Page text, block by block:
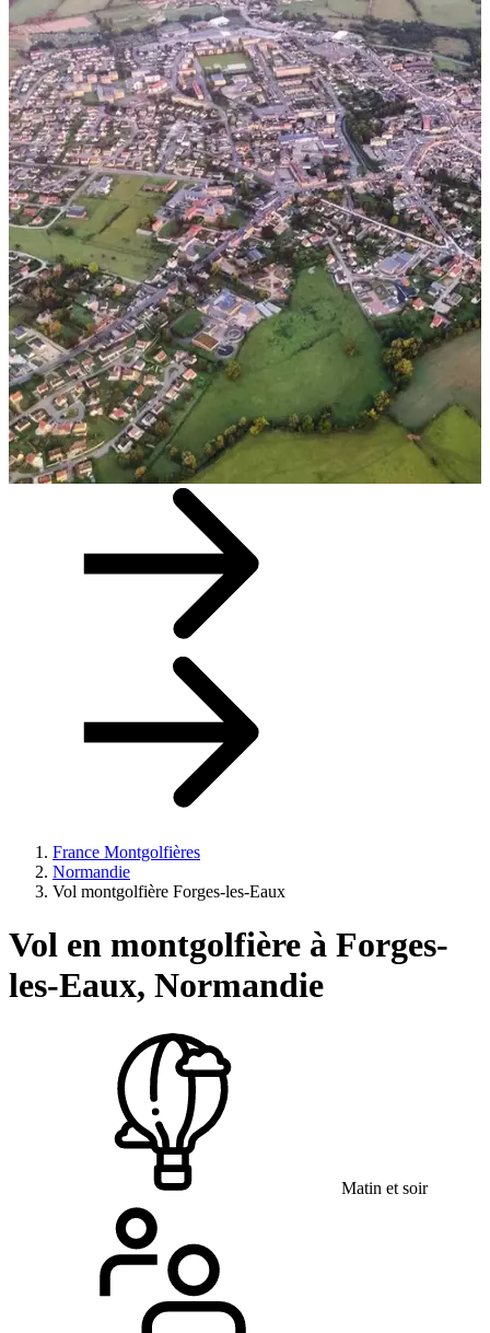
France Montgolfières
Normandie
Vol montgolfière Forges-les-Eaux
Vol en montgolfière à Forges-
les-Eaux, Normandie
Matin et soir